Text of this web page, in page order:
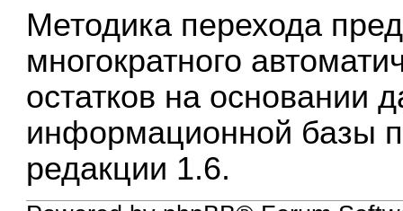
Методика перехода
многократного
остатков на основании
информационной базы
редакции 1.6.